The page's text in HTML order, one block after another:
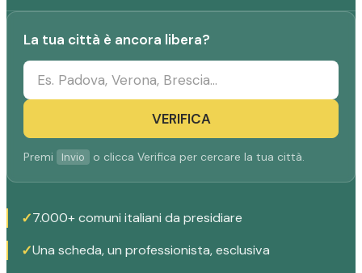
La tua città è ancora libera?
VERIFICA
Premi Invio o clicca Verifica per cercare la tua città.
✓7.000+ comuni italiani da presidiare
✓Una scheda, un professionista, esclusiva